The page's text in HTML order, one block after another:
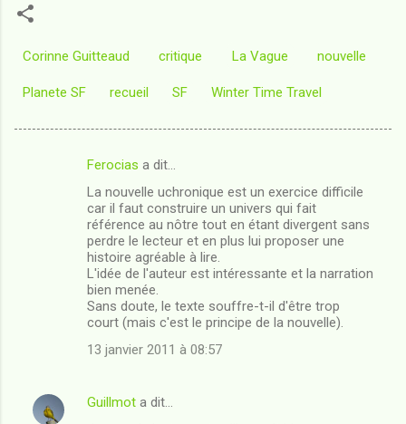
Corinne Guitteaud critique La Vague nouvelle
Planete SF recueil SF Winter Time Travel
r
Ferocias a dit…
La nouvelle uchronique est un exercice difficile
car il faut construire un univers qui fait
référence au nôtre tout en étant divergent sans
perdre le lecteur et en plus lui proposer une
histoire agréable à lire.
L'idée de l'auteur est intéressante et la narration
bien menée.
Sans doute, le texte souffre-t-il d'être trop
court (mais c'est le principe de la nouvelle).
13 janvier 2011 à 08:57
Guillmot a dit…